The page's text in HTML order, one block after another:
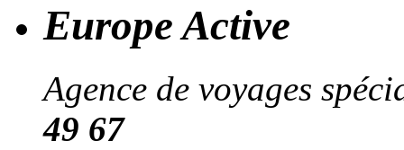
Europe Active
Agence de voyages
49 67